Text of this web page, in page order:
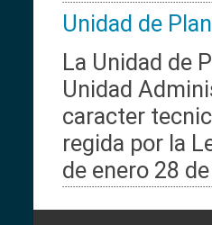
Unidad de
La Unidad de
Unidad
caracter
regida por la
de enero 28